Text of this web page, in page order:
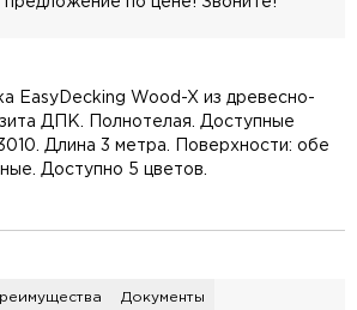
EasyDecking Wood-X из древесно-
ДПК. Полнотелая. Доступные
Длина 3 метра. Поверхности: обе
Доступно 5 цветов.
Документы